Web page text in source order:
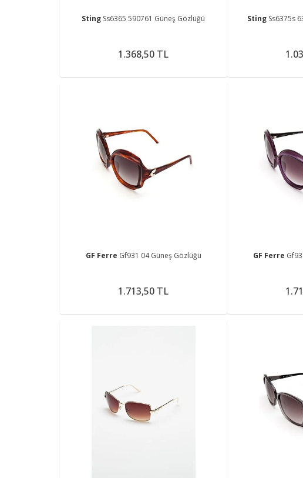
Sting Ss6365 590761 Güneş Gözlüğü
1.368,50 TL
Sting Ss6375s
GF Ferre Gf931 04 Güneş Gözlüğü
1.713,50 TL
GF Ferre